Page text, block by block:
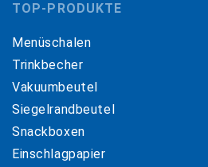
TOP-PRODUKTE
Menüschalen
Trinkbecher
Vakuumbeutel
Siegelrandbeutel
Snackboxen
Einschlagpapier